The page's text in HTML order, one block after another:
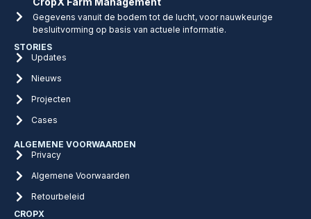
Gegevens vanuit de bodem tot de lucht, voor nauwkeurige
besluitvorming op basis van actuele informatie.
STORIES
Updates
Nieuws
Projecten
Cases
ALGEMENE VOORWAARDEN
Privacy
Algemene Voorwaarden
Retourbeleid
CROPX